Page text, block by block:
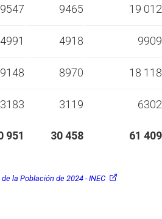
9547 9465 19 012
4991 4918 9909
9148 8970 18 118
3183 3119 6302
951 30 458 61 409
la Población de 2024 - INEC